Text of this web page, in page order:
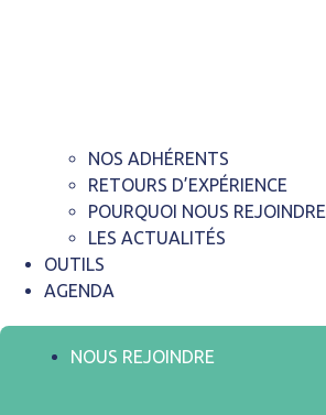
NOS ADHÉRENTS
RETOURS D’EXPÉRIENCE
POURQUOI NOUS REJOINDRE
LES ACTUALITÉS
OUTILS
AGENDA
NOUS REJOINDRE